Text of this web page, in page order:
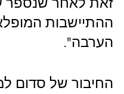
ההתיישבות
הערבה".
החיבור של סדום